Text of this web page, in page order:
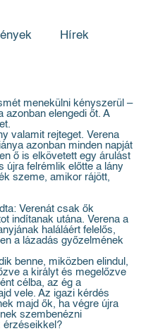
Hírek
menekülni kényszerül –
azonban elengedi őt. A
valamit rejteget. Verena
azonban minden napját
ő is elkövetett egy árulást
újra felrémlik előtte a lány
szeme, amikor rájött,
Verenát csak ők
indítanak utána. Verena a
haláláért felelős,
a lázadás győzelmének
benne, miközben elindul,
a királyt és megelőzve
célba, az ég a
vele. Az igazi kérdés
majd ők, ha végre újra
szembenézni
érzéseikkel?